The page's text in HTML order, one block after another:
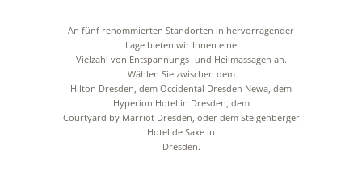
An fünf renommierten Standorten in hervorragender
Lage bieten wir Ihnen eine
Vielzahl von Entspannungs- und Heilmassagen an.
Wählen Sie zwischen dem
Hilton Dresden, dem Occidental Dresden Newa, dem
Hyperion Hotel in Dresden, dem
Courtyard by Marriot Dresden, oder dem Steigenberger
Hotel de Saxe in
Dresden.